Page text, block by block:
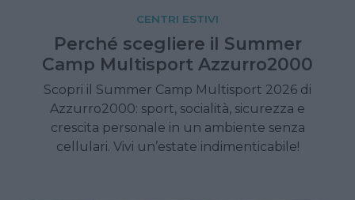
CENTRI ESTIVI
Perché scegliere il Summer
Camp Multisport Azzurro2000
Scopri il Summer Camp Multisport 2026 di
Azzurro2000: sport, socialità, sicurezza e
crescita personale in un ambiente senza
cellulari. Vivi un’estate indimenticabile!